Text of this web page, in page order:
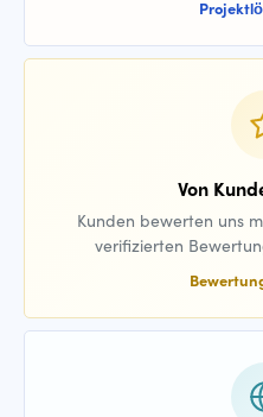
Von
Kunden bewerten uns
verifizierten